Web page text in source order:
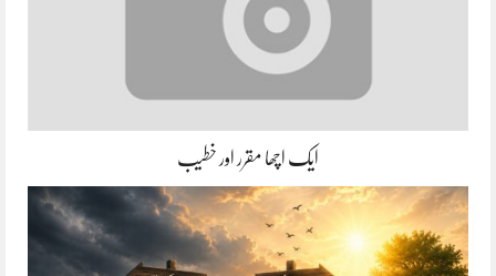
ایک اچھا مقرر اور خطیب